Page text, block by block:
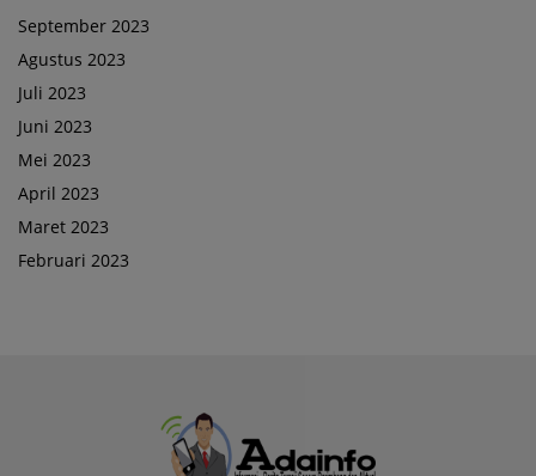
September 2023
Agustus 2023
Juli 2023
Juni 2023
Mei 2023
April 2023
Maret 2023
Februari 2023